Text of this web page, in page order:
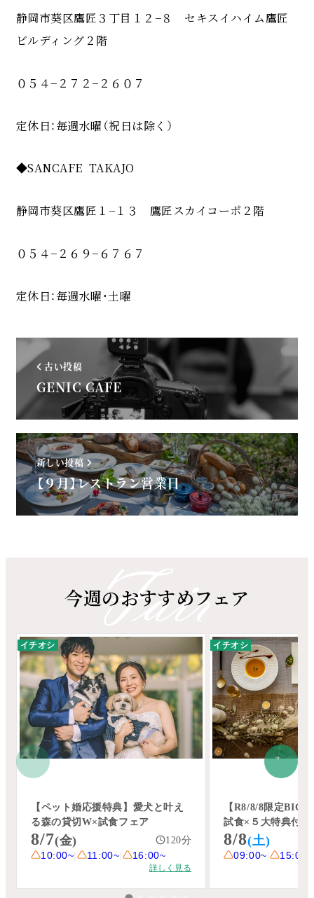
静岡市葵区鷹匠３丁目１２−８ セキスイハイム鷹匠
ビルディング２階
０５４−２７２−２６０７
定休日：毎週水曜（祝日は除く）
◆SANCAFE TAKAJO
静岡市葵区鷹匠１−１３ 鷹匠スカイコーポ２階
０５４−２６９−６７６７
定休日：毎週水曜・土曜
古い投稿
GENIC CAFE
新しい投稿
【９月】レストラン営業日
今週のおすすめフェア